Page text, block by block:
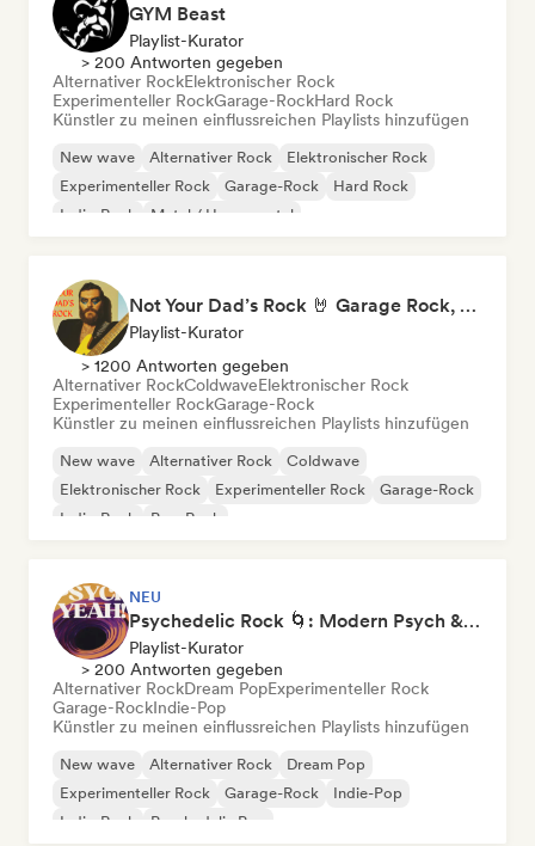
GYM Beast
Playlist-Kurator
> 200 Antworten gegeben
Alternativer RockElektronischer Rock
Experimenteller RockGarage-RockHard Rock
Künstler zu meinen einflussreichen Playlists hinzufügen
New wave Alternativer Rock
Elektronischer Rock
Experimenteller Rock
Garage-Rock
Hard Rock
Indie-Rock
Metal / Heavy metal
Not Your Dad’s Rock 🤘 Garage Rock, Alt-Rock & Indie Anthems
Playlist-Kurator
> 1200 Antworten gegeben
Alternativer RockColdwaveElektronischer Rock
Experimenteller RockGarage-Rock
Künstler zu meinen einflussreichen Playlists hinzufügen
New wave Alternativer Rock
Coldwave
Elektronischer Rock
Experimenteller Rock
Garage-Rock
Indie-Rock
Pop-Rock
NEU
Psychedelic Rock 🌀: Modern Psych & Turkish Vibes
Playlist-Kurator
> 200 Antworten gegeben
Alternativer RockDream PopExperimenteller Rock
Garage-RockIndie-Pop
Künstler zu meinen einflussreichen Playlists hinzufügen
New wave Alternativer Rock
Dream Pop
Experimenteller Rock
Garage-Rock
Indie-Pop
Indie-Rock
Psychedelic Pop